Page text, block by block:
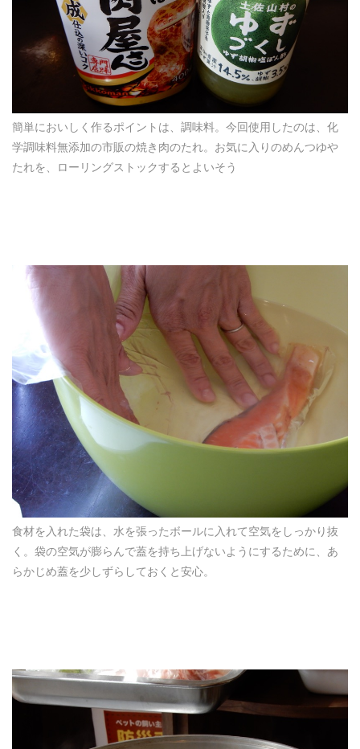
簡単においしく作るポイントは、調味料。今回使用したのは、化
学調味料無添加の市販の焼き肉のたれ。お気に入りのめんつゆや
たれを、ローリングストックするとよいそう
食材を入れた袋は、水を張ったボールに入れて空気をしっかり抜
く。袋の空気が膨らんで蓋を持ち上げないようにするために、あ
らかじめ蓋を少しずらしておくと安心。